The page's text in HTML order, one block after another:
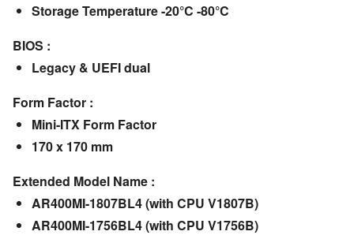
Storage Temperature -20°C -80°C
BIOS :
Legacy & UEFI dual
Form Factor :
Mini-ITX Form Factor
170 x 170 mm
Extended Model Name :
AR400MI-1807BL4 (with CPU V1807B)
AR400MI-1756BL4 (with CPU V1756B)